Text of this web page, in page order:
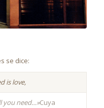
se dice:
is love,
you need…»Cuya